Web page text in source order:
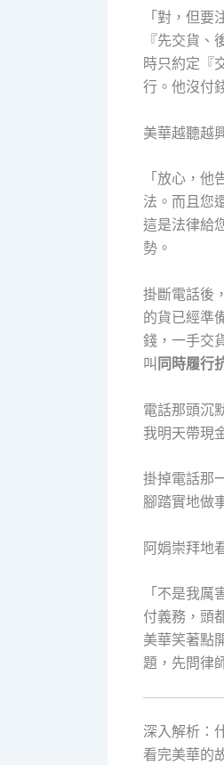
「對，但
『先交貨
時只約定『
行。他沒付
美華越聽越
「放心，
法。而且您
這是法律給
勢。
掛斷電話後
的貨已經準
錢，一手交
叫同時履行
電話那頭沉
我明天帶現
掛掉電話那
腳踏實地做
阿娟崇拜地
「不是我厲
付義務，頭
美華笑著點
題，先問律
深入解析：
看完美華的